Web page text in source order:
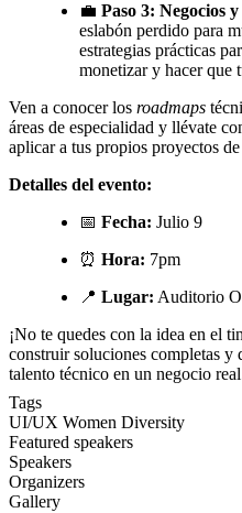
💼 Paso 3: Negocios
eslabón perdido para
estrategias prácticas
monetizar y hacer que
Ven a conocer los roadmaps
áreas de especialidad y llévate
aplicar a tus propios proyectos
Detalles del evento:
📅 Fecha: Julio 9
⏰ Hora: 7pm
📍 Lugar: Auditorio
¡No te quedes con la idea en el
construir soluciones completas y
talento técnico en un negocio
Tags
UI/UX Women Diversity
Featured speakers
Speakers
Organizers
Gallery